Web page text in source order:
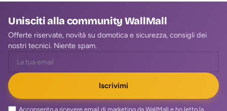
Unisciti alla community WallMall
Offerte riservate, novità su domotica e sicurezza, consigli dei
nostri tecnici. Niente spam.
Iscrivimi
Acconsento a ricevere email di marketing da WallMall e ho letto la